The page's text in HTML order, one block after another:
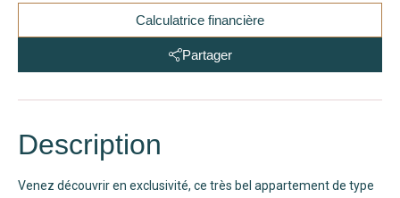
Calculatrice financière
Partager
Description
Venez découvrir en exclusivité, ce très bel appartement de type